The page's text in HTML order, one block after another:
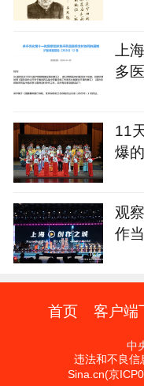
上
多
11
爆
观
作
首页 客户端
中
违法和不良信
Sina.cn(京